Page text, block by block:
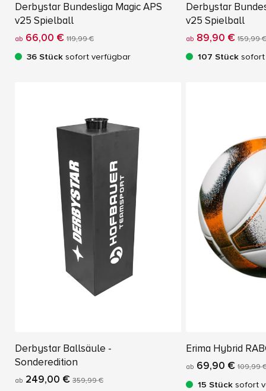
Derbystar Bundesliga Magic APS
v25 Spielball
ab 66,00 € 119,99 €
36 Stück sofort verfügbar
Derbystar
v25 Spielball
ab 89,90 € 159,99 €
107 Stück
Derbystar Ballsäule -
Sonderedition
ab 249,00 € 359,99 €
Erima Hybrid
ab 69,90 € 109,99
15 Stück sofort